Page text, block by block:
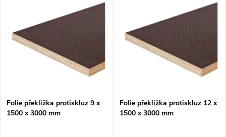
e
p
Nejprodávanější
Abecedně
p
s
p
Folie překližka protiskluz 9 x
1500 x 3000 mm
Folie překližka protiskluz 12 x
1500 x 3000 mm